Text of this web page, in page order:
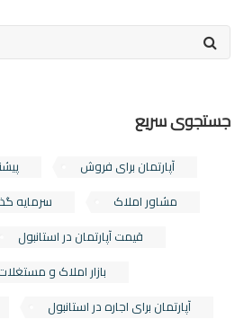
جستجوی سریع
آپارتمان برای فروش
سرمایه
مشاور املاک
قیمت آپارتمان در استانبول
بازار املاک و
آپارتمان برای اجاره در استانبول